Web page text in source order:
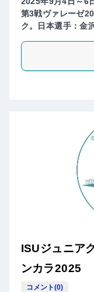
第3戦ヴァレーゼ
ク。日本選手：金
ISUジュニア
ンカラ2025
コメント(0)